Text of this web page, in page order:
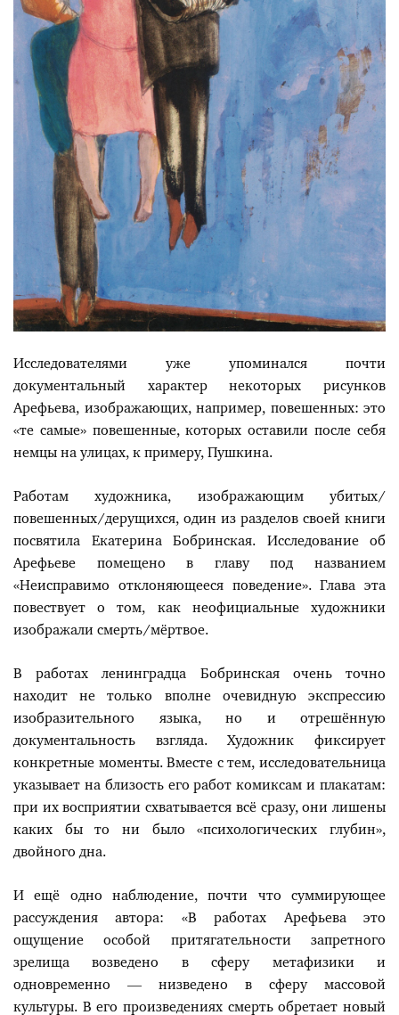
Исследователями уже упоминался почти
документальный характер некоторых рисунков
Арефьева, изображающих, например, повешенных: это
«те самые» повешенные, которых оставили после себя
немцы на улицах, к примеру, Пушкина.
Работам художника, изображающим убитых/
повешенных/дерущихся, один из разделов своей книги
посвятила Екатерина Бобринская. Исследование об
Арефьеве помещено в главу под названием
«Неисправимо отклоняющееся поведение». Глава эта
повествует о том, как неофициальные художники
изображали смерть/мёртвое.
В работах ленинградца Бобринская очень точно
находит не только вполне очевидную экспрессию
изобразительного языка, но и отрешённую
документальность взгляда. Художник фиксирует
конкретные моменты. Вместе с тем, исследовательница
указывает на близость его работ комиксам и плакатам:
при их восприятии схватывается всё сразу, они лишены
каких бы то ни было «психологических глубин»,
двойного дна.
И ещё одно наблюдение, почти что суммирующее
рассуждения автора: «В работах Арефьева это
ощущение особой притягательности запретного
зрелища возведено в сферу метафизики и
одновременно — низведено в сферу массовой
культуры. В его произведениях смерть обретает новый